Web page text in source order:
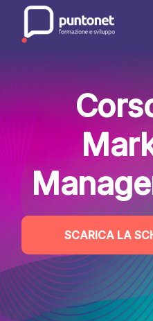
content
SCARICA LA